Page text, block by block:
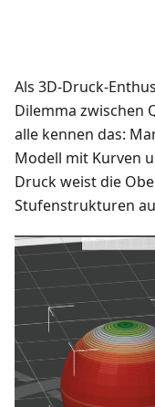
Als 3D-Druck-
Dilemma zwischen
alle kennen das:
Modell mit Kurven
Druck weist die
Stufenstrukturen